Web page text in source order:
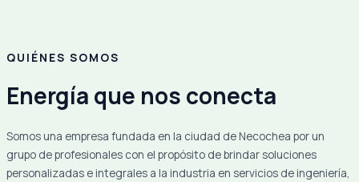
QUIÉNES SOMOS
Energía que nos conecta
Somos una empresa fundada en la ciudad de Necochea por un
grupo de profesionales con el propósito de brindar soluciones
personalizadas e integrales a la industria en servicios de ingeniería,